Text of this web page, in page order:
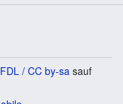
/ CC by-sa sauf